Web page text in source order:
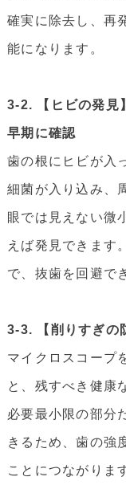
確実に除去し、再
能になります。
3-2. 【ヒビの発見
早期に確認
歯の根にヒビが入
細菌が入り込み、
眼では見えない微
えば発見できます
で、抜歯を回避で
3-3. 【削りすぎの
マイクロスコープ
と、残すべき健康
必要最小限の部分
きるため、歯の強
ことにつながりま